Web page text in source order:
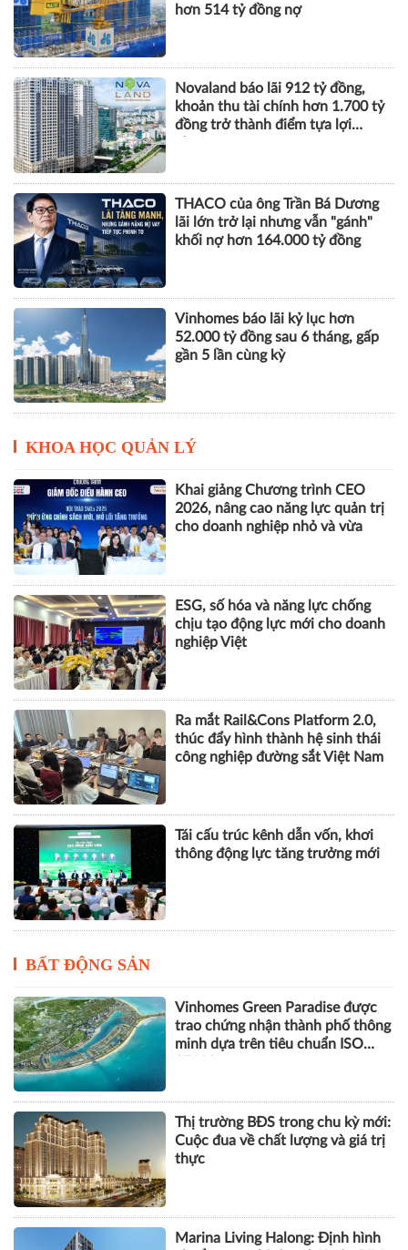
hơn 514 tỷ đồng nợ
Novaland báo lãi 912 tỷ đồng,
khoản thu tài chính hơn 1.700 tỷ
đồng trở thành điểm tựa lợi
THACO của ông Trần Bá Dương
lãi lớn trở lại nhưng vẫn "gánh"
khối nợ hơn 164.000 tỷ đồng
Vinhomes báo lãi kỷ lục hơn
52.000 tỷ đồng sau 6 tháng, gấp
gần 5 lần cùng kỳ
KHOA HỌC QUẢN LÝ
Khai giảng Chương trình CEO
2026, nâng cao năng lực quản trị
cho doanh nghiệp nhỏ và vừa
ESG, số hóa và năng lực chống
chịu tạo động lực mới cho doanh
nghiệp Việt
Ra mắt Rail&Cons Platform 2.0,
thúc đẩy hình thành hệ sinh thái
công nghiệp đường sắt Việt Nam
Tái cấu trúc kênh dẫn vốn, khơi
thông động lực tăng trưởng mới
BẤT ĐỘNG SẢN
Vinhomes Green Paradise được
trao chứng nhận thành phố thông
minh dựa trên tiêu chuẩn ISO
Thị trường BĐS trong chu kỳ mới:
Cuộc đua về chất lượng và giá trị
thực
Marina Living Halong: Định hình